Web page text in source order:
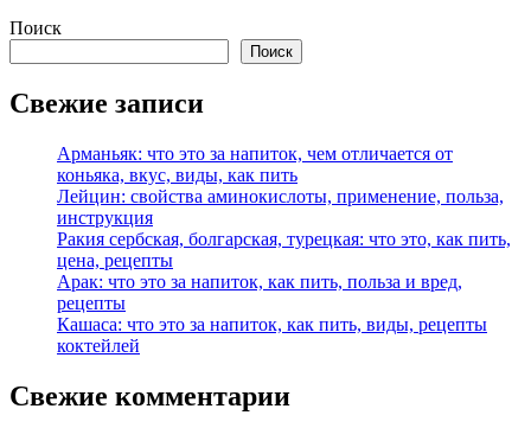
Поиск
Поиск
Свежие записи
Арманьяк: что это за напиток, чем отличается от
коньяка, вкус, виды, как пить
Лейцин: свойства аминокислоты, применение, польза,
инструкция
Ракия сербская, болгарская, турецкая: что это, как пить,
цена, рецепты
Арак: что это за напиток, как пить, польза и вред,
рецепты
Кашаса: что это за напиток, как пить, виды, рецепты
коктейлей
Свежие комментарии